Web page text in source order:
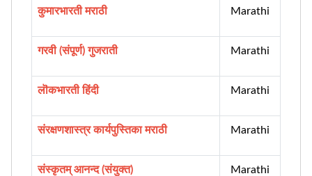
कुमारभारती मराठी Marathi
गरवी (संपूर्ण) गुजराती Marathi
लॊकभारती हिंदी Marathi
संरक्षणशास्त्र कार्यपुस्तिका मराठी Marathi
संस्कृतम् आनन्द (संयुक्त) Marathi